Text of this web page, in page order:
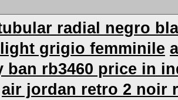
radial negro
grigio femminile
ban rb3460 price in
air jordan retro 2 noir